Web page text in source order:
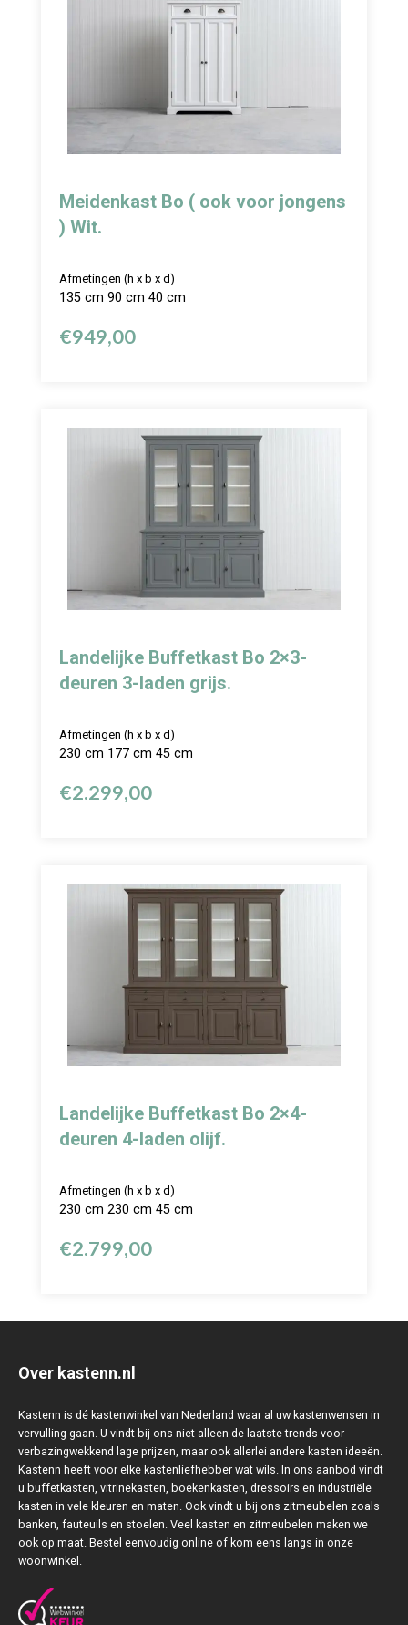
Meidenkast Bo ( ook voor jongens
) Wit.
Afmetingen (h x b x d)
135 cm 90 cm 40 cm
€949,00
Landelijke Buffetkast Bo 2×3-
deuren 3-laden grijs.
Afmetingen (h x b x d)
230 cm 177 cm 45 cm
€2.299,00
Landelijke Buffetkast Bo 2×4-
deuren 4-laden olijf.
Afmetingen (h x b x d)
230 cm 230 cm 45 cm
€2.799,00
Over kastenn.nl
Kastenn is dé kastenwinkel van Nederland waar al uw kastenwensen in
vervulling gaan. U vindt bij ons niet alleen de laatste trends voor
verbazingwekkend lage prijzen, maar ook allerlei andere kasten ideeën.
Kastenn heeft voor elke kastenliefhebber wat wils. In ons aanbod vindt
u buffetkasten, vitrinekasten, boekenkasten, dressoirs en industriële
kasten in vele kleuren en maten. Ook vindt u bij ons zitmeubelen zoals
banken, fauteuils en stoelen. Veel kasten en zitmeubelen maken we
ook op maat. Bestel eenvoudig online of kom eens langs in onze
woonwinkel.